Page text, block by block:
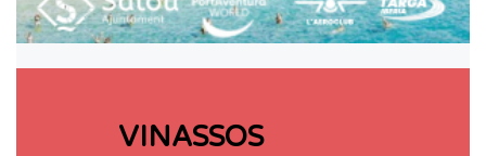
VINASSOS